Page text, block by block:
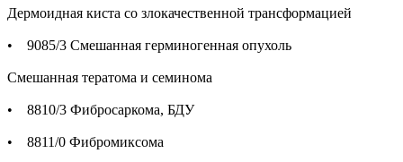
Дермоидная киста со злокачественной трансформацией
• 9085/3 Смешанная герминогенная опухоль
Смешанная тератома и семинома
• 8810/3 Фибросаркома, БДУ
• 8811/0 Фибромиксома